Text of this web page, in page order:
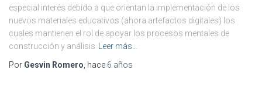
especial interés debido a que orientan la implementación de los
nuevos materiales educativos (ahora artefactos digitales) los
cuales mantienen el rol de apoyar los procesos mentales de
construcción y análisis
Leer más…
Por Gesvin Romero , hace 6 años